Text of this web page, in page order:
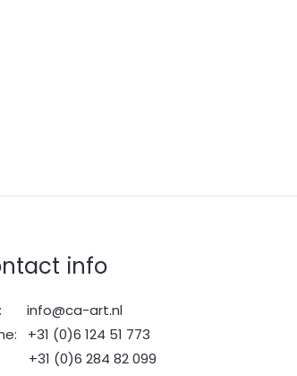
info
info@ca-art.nl
+31 (0)6 124 51 773
(0)6 284 82 099